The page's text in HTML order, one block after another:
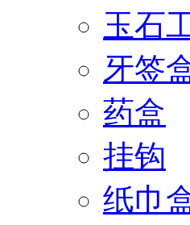
玉石
牙签
药盒
挂钩
纸巾